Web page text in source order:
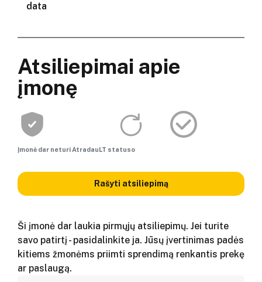
data
Atsiliepimai apie
įmonę
Įmonė dar neturi AtradauLT statuso
Rašyti atsiliepimą
Ši įmonė dar laukia pirmųjų atsiliepimų. Jei turite
savo patirtį - pasidalinkite ja. Jūsų įvertinimas padės
kitiems žmonėms priimti sprendimą renkantis prekę
ar paslaugą.